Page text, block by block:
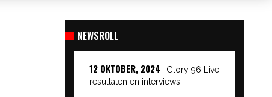
NEWSROLL
12 OKTOBER, 2024
Glory 96 Live
resultaten en interviews